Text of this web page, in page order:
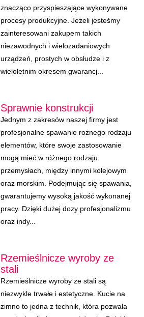
znacząco przyspieszające wykonywane
procesy produkcyjne. Jeżeli jesteśmy
zainteresowani zakupem takich
niezawodnych i wielozadaniowych
urządzeń, prostych w obsłudze i z
wieloletnim okresem gwarancj...
Sprawnie konstrukcji
Jednym z zakresów naszej firmy jest
profesjonalne spawanie rożnego rodzaju
elementów, które swoje zastosowanie
mogą mieć w różnego rodzaju
przemysłach, między innymi kolejowym
oraz morskim. Podejmując się spawania,
gwarantujemy wysoką jakość wykonanej
pracy. Dzięki dużej dozy profesjonalizmu
oraz indy...
Rzemieślnicze wyroby ze
stali
Rzemieślnicze wyroby ze stali są
niezwykle trwałe i estetyczne. Kucie na
zimno to jedna z technik, która pozwala